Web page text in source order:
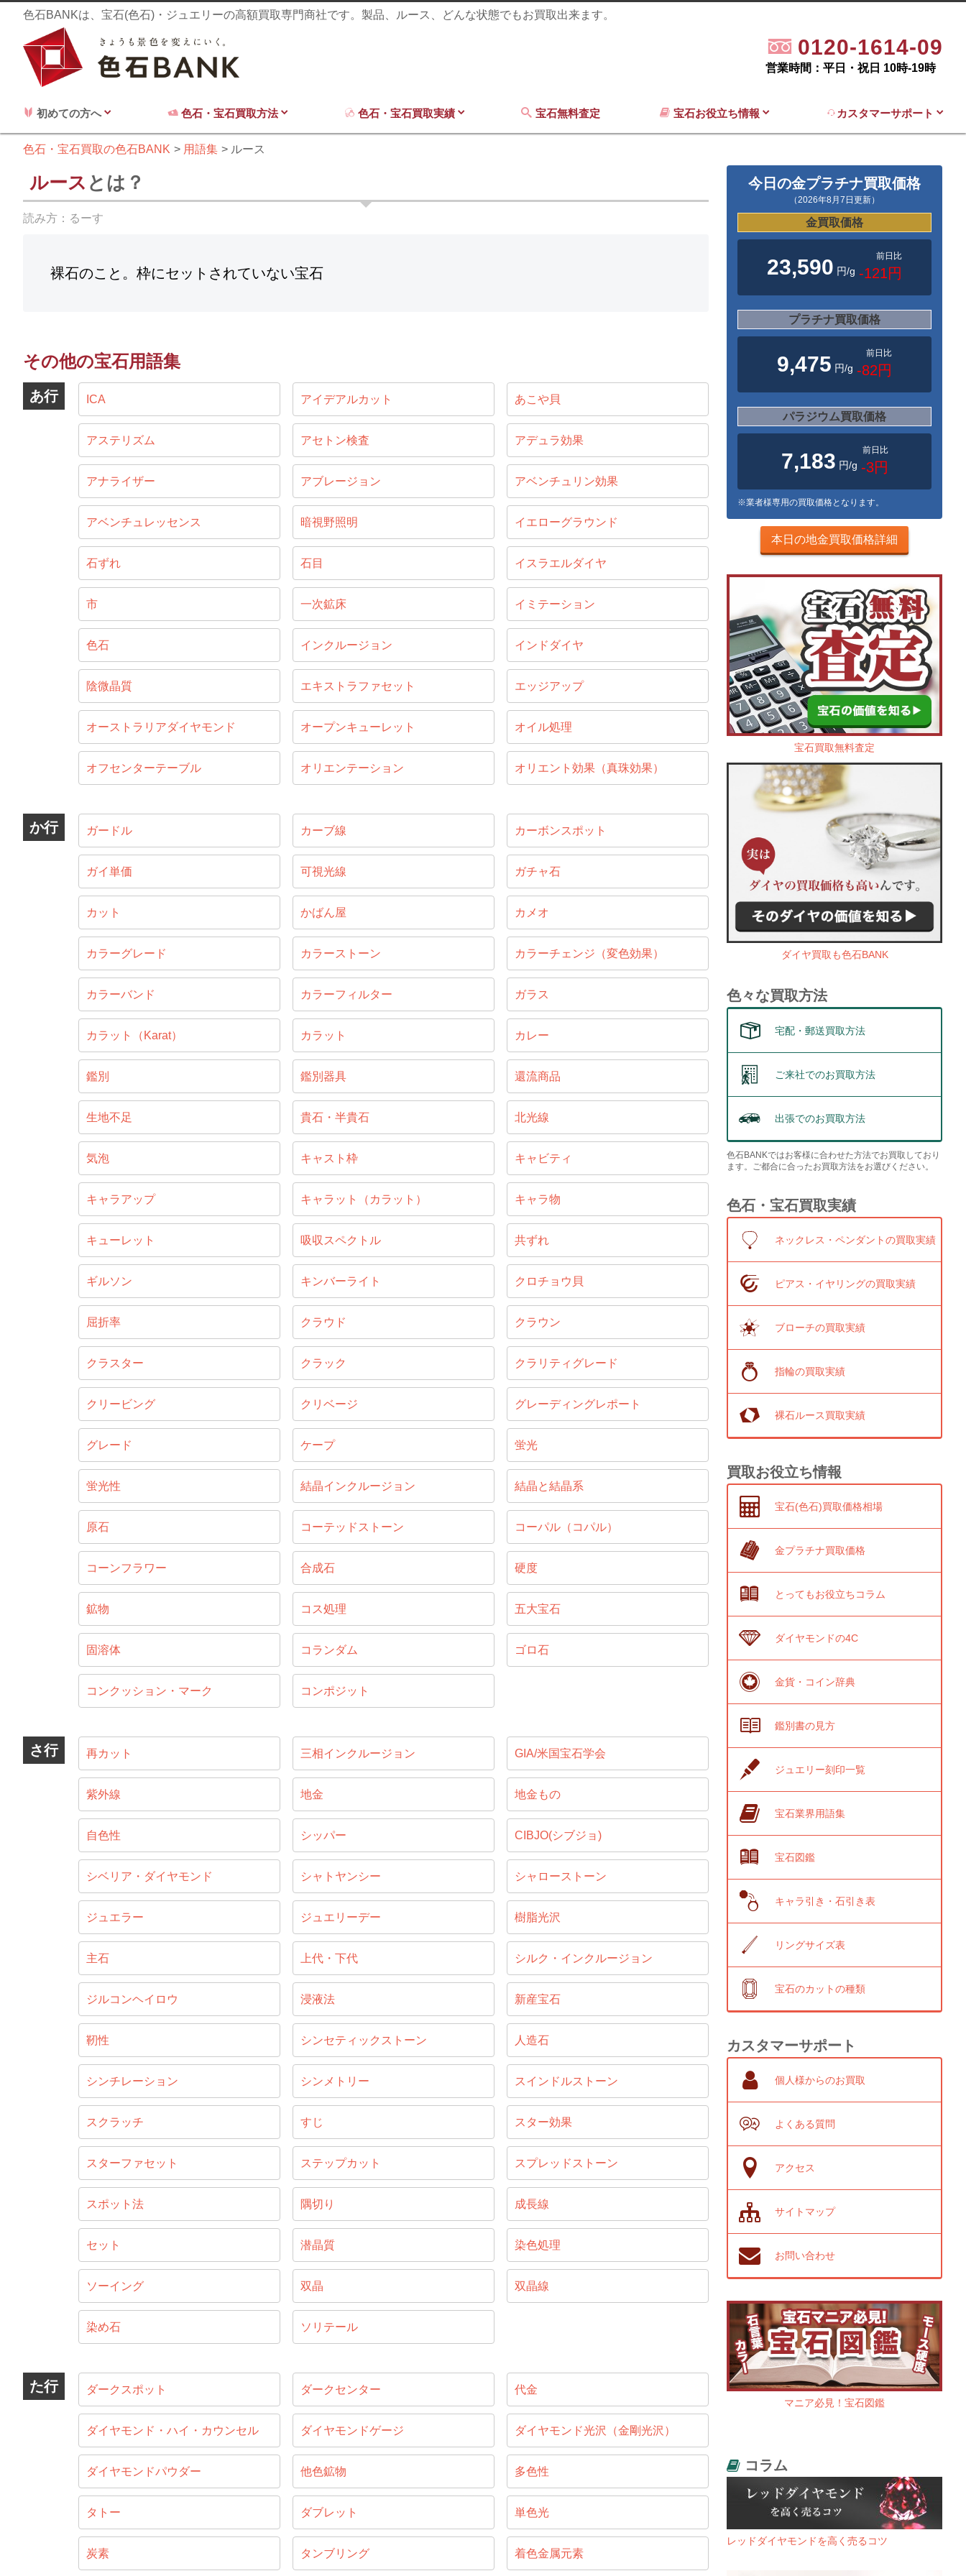
色石BANKは、宝石(色石)・ジュエリーの高額買取専門商社です。製品、ルース、どんな状態でもお買取出来ます。
0120-1614-09
営業時間：平日・祝日 10時-19時
初めての方へ 色石・宝石買取方法 色石・宝石買取実績 宝石無料査定 宝石お役立ち情報 カスタマーサポート
色石・宝石買取の色石BANK 用語集 ルース
ルース とは？
読み方： るーす
裸石のこと。枠にセットされていない宝石
その他の宝石用語集
あ行 ICA アイデアルカット あこや貝
アステリズム アセトン検査 アデュラ効果
アナライザー アブレージョン アベンチュリン効果
アベンチュレッセンス 暗視野照明 イエローグラウンド
石ずれ 石目 イスラエルダイヤ
市 一次鉱床 イミテーション
色石 インクルージョン インドダイヤ
陰微晶質 エキストラファセット エッジアップ
オーストラリアダイヤモンド オープンキューレット オイル処理
オフセンターテーブル オリエンテーション オリエント効果（真珠効果）
か行 ガードル カーブ線 カーボンスポット
ガイ単価 可視光線 ガチャ石
カット かばん屋 カメオ
カラーグレード カラーストーン カラーチェンジ（変色効果）
カラーバンド カラーフィルター ガラス
カラット（Karat） カラット カレー
鑑別 鑑別器具 還流商品
生地不足 貴石・半貴石 北光線
気泡 キャスト枠 キャビティ
キャラアップ キャラット（カラット） キャラ物
キューレット 吸収スペクトル 共ずれ
ギルソン キンバーライト クロチョウ貝
屈折率 クラウド クラウン
クラスター クラック クラリティグレード
クリービング クリベージ グレーディングレポート
グレード ケープ 蛍光
蛍光性 結晶インクルージョン 結晶と結晶系
原石 コーテッドストーン コーパル（コパル）
コーンフラワー 合成石 硬度
鉱物 コス処理 五大宝石
固溶体 コランダム ゴロ石
コンクッション・マーク コンポジット
さ行 再カット 三相インクルージョン GIA/米国宝石学会
紫外線 地金 地金もの
自色性 シッパー CIBJO(シブジョ)
シベリア・ダイヤモンド シャトヤンシー シャローストーン
ジュエラー ジュエリーデー 樹脂光沢
主石 上代・下代 シルク・インクルージョン
ジルコンヘイロウ 浸液法 新産宝石
靭性 シンセティックストーン 人造石
シンチレーション シンメトリー スインドルストーン
スクラッチ すじ スター効果
スターファセット ステップカット スプレッドストーン
スポット法 隅切り 成長線
セット 潜晶質 染色処理
ソーイング 双晶 双晶線
染め石 ソリテール
た行 ダークスポット ダークセンター 代金
ダイヤモンド・ハイ・カウンセル ダイヤモンドゲージ ダイヤモンド光沢（金剛光沢）
ダイヤモンドパウダー 他色鉱物 多色性
タトー ダブレット 単色光
炭素 タンブリング 着色金属元素
今日の金プラチナ買取価格
（2026年8月7日更新）
金買取価格
23,590 円/g
前日比
-121円
プラチナ買取価格
9,475 円/g
前日比
-82円
パラジウム買取価格
7,183 円/g
前日比
-3円
※業者様専用の買取価格となります。
本日の地金買取価格詳細
宝石買取無料査定
ダイヤ買取も色石BANK
色々な買取方法
宅配・郵送買取方法
ご来社でのお買取方法
出張でのお買取方法
色石BANKではお客様に合わせた方法でお買取しており
ます。ご都合に合ったお買取方法をお選びください。
色石・宝石買取実績
ネックレス・ペンダントの買取実績
ピアス・イヤリングの買取実績
ブローチの買取実績
指輪の買取実績
裸石ルース買取実績
買取お役立ち情報
宝石(色石)買取価格相場
金プラチナ買取価格
とってもお役立ちコラム
ダイヤモンドの4C
金貨・コイン辞典
鑑別書の見方
ジュエリー刻印一覧
宝石業界用語集
宝石図鑑
キャラ引き・石引き表
リングサイズ表
宝石のカットの種類
カスタマーサポート
個人様からのお買取
よくある質問
アクセス
サイトマップ
お問い合わせ
マニア必見！宝石図鑑
コラム
レッドダイヤモンドを高く売るコツ